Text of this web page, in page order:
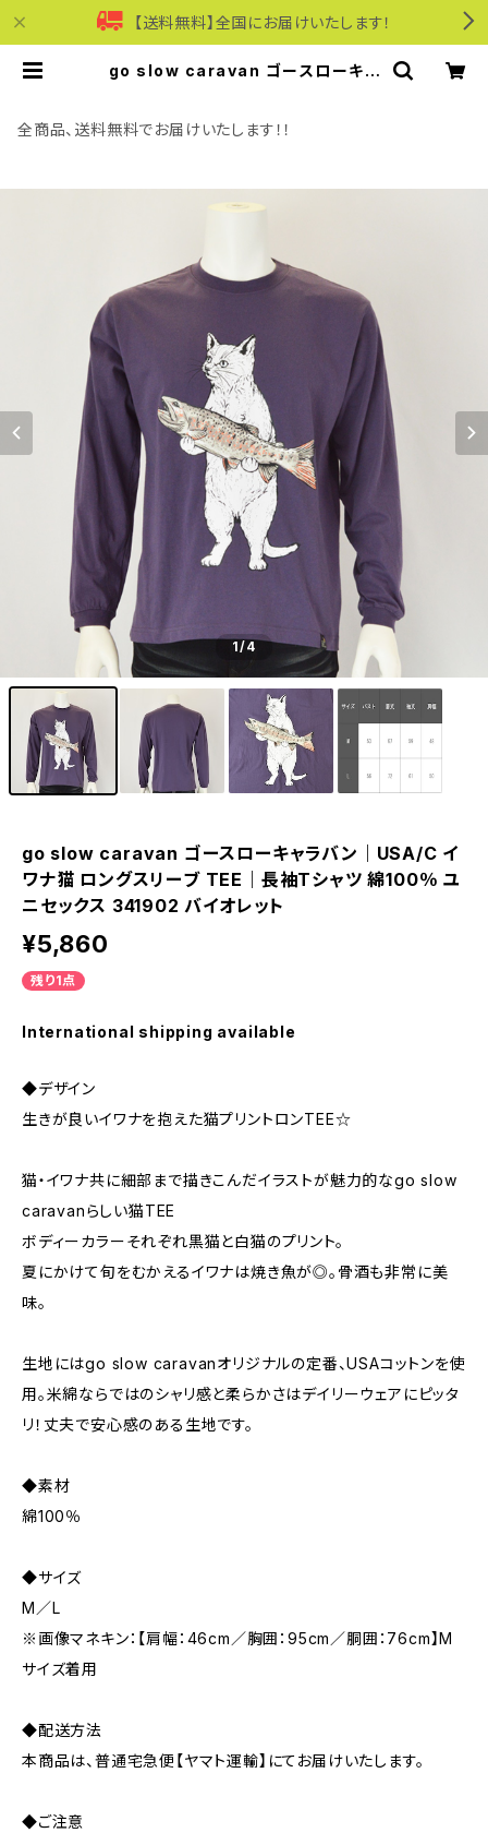
【送料無料】全国にお届けいたします！
go slow caravan ゴースローキャ
ニセックス 341902 バイオレット |
モリワンワールドオンラインショップ
全商品、送料無料でお届けいたします！！
1/4
go slow caravan ゴースローキャラバン｜USA/C イ
ワナ猫 ロングスリーブ TEE｜長袖Tシャツ 綿100％ ユ
ニセックス 341902 バイオレット
¥5,860
残り1点
International shipping available
◆デザイン
生きが良いイワナを抱えた猫プリントロンTEE☆
猫・イワナ共に細部まで描きこんだイラストが魅力的なgo slow
caravanらしい猫TEE
ボディーカラーそれぞれ黒猫と白猫のプリント。
夏にかけて旬をむかえるイワナは焼き魚が◎。骨酒も非常に美
味。
生地にはgo slow caravanオリジナルの定番、USAコットンを使
用。米綿ならではのシャリ感と柔らかさはデイリーウェアにピッタ
リ！丈夫で安心感のある生地です。
◆素材
綿100％
◆サイズ
M／L
※画像マネキン：【肩幅：46cm／胸囲：95cm／胴囲：76cm】M
サイズ着用
◆配送方法
本商品は、普通宅急便【ヤマト運輸】にてお届けいたします。
◆ご注意